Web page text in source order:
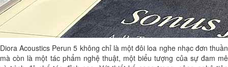
Diora Acoustics Perun 5 không chỉ là một đôi loa nghe nhạc đơn thuần
mà còn là một tác phẩm nghệ thuật, một biểu tượng của sự đam mê